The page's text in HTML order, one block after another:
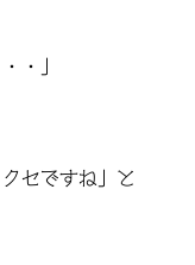
・」
セですね」と